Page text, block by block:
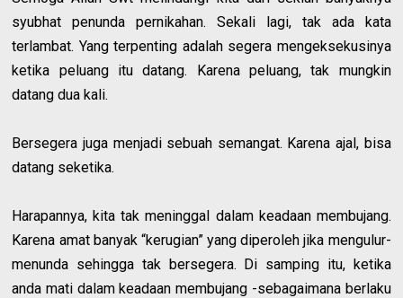
syubhat penunda pernikahan. Sekali lagi, tak ada kata
terlambat. Yang terpenting adalah segera mengeksekusinya
ketika peluang itu datang. Karena peluang, tak mungkin
datang dua kali.
Bersegera juga menjadi sebuah semangat. Karena ajal, bisa
datang seketika.
Harapannya, kita tak meninggal dalam keadaan membujang.
Karena amat banyak “kerugian” yang diperoleh jika mengulur-
menunda sehingga tak bersegera. Di samping itu, ketika
anda mati dalam keadaan membujang -sebagaimana berlaku